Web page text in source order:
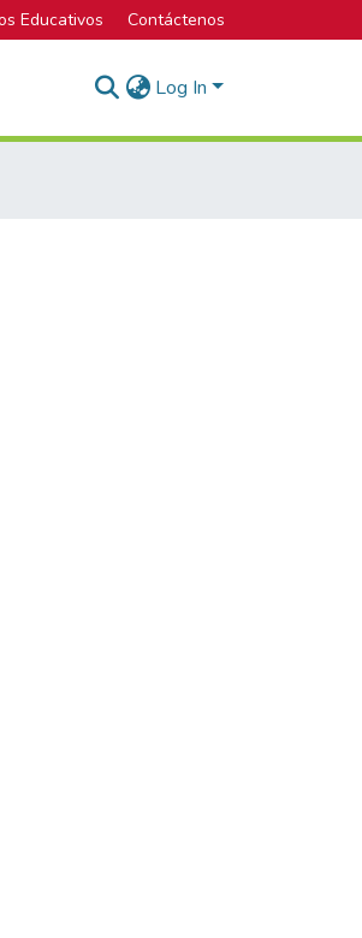
Educativos Contáctenos
Log In